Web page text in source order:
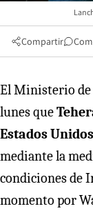
Compartir
El Ministerio de
lunes que
Estados Unidos
mediante la
condiciones de
momento por